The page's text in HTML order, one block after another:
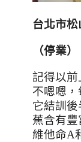
台北市
（停業）
記得以前
不嗯嗯
它結訓
蕉含有豐
維他命A